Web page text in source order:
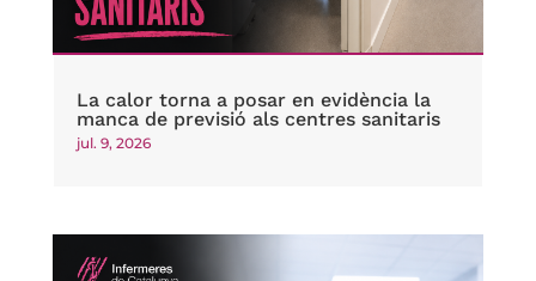
La calor torna a posar en evidència la
manca de previsió als centres sanitaris
jul. 9, 2026